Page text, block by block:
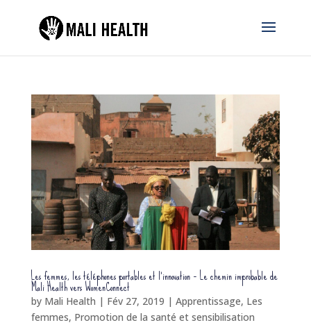
Les femmes, les téléphones portables et l’innovation – Le chemin improbable de
Mali Health vers WomenConnect
by Mali Health | Fév 27, 2019 | Apprentissage, Les
femmes, Promotion de la santé et sensibilisation